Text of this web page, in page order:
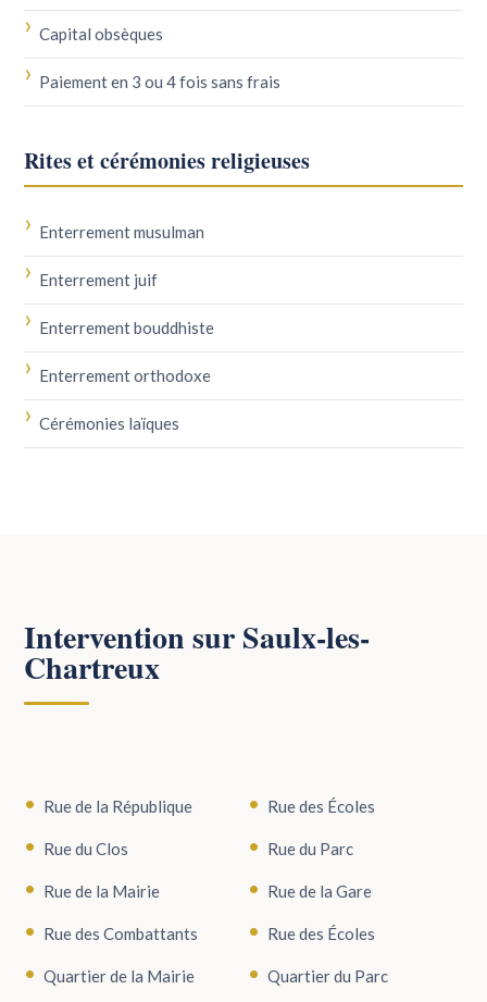
Capital obsèques
Paiement en 3 ou 4 fois sans frais
Rites et cérémonies religieuses
Enterrement musulman
Enterrement juif
Enterrement bouddhiste
Enterrement orthodoxe
Cérémonies laïques
Intervention sur Saulx-les-
Chartreux
Rue de la République Rue des Écoles
Rue du Clos Rue du Parc
Rue de la Mairie Rue de la Gare
Rue des Combattants Rue des Écoles
Quartier de la Mairie Quartier du Parc